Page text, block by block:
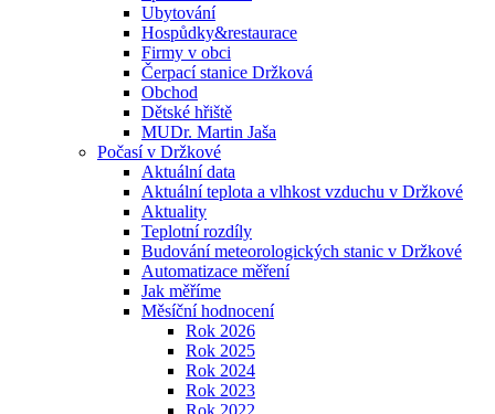
Ubytování
Hospůdky&restaurace
Firmy v obci
Čerpací stanice Držková
Obchod
Dětské hřiště
MUDr. Martin Jaša
Počasí v Držkové
Aktuální data
Aktuální teplota a vlhkost vzduchu v Držkové
Aktuality
Teplotní rozdíly
Budování meteorologických stanic v Držkové
Automatizace měření
Jak měříme
Měsíční hodnocení
Rok 2026
Rok 2025
Rok 2024
Rok 2023
Rok 2022